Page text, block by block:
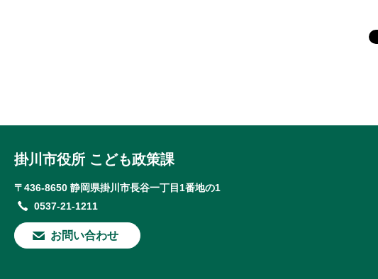
掛川市役所 こども政策課
〒436-8650 静岡県掛川市長谷一丁目1番地の1
0537-21-1211
お問い合わせ